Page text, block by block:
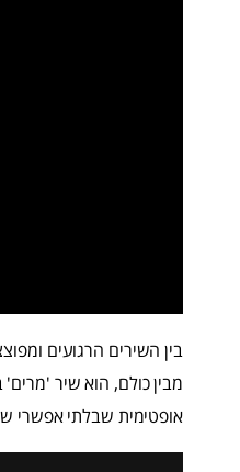
בין השירים הרגועים
מבין כולם, הוא שיר
אופטימית שבלתי אפשרי